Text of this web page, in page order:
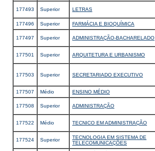
177493 Superior LETRAS
177496 Superior FARMÁCIA E BIOQUÍMICA
177497 Superior ADMINISTRAÇÃO-BACHARELADO
177501 Superior ARQUITETURA E URBANISMO
177503 Superior SECRETARIADO EXECUTIVO
177507 Médio ENSINO MÉDIO
177508 Superior ADMINISTRAÇÃO
177522 Médio TECNICO EM ADMINISTRAÇÃO
177524 Superior
TECNOLOGIA EM SISTEMA DE
TELECOMUNICAÇÕES